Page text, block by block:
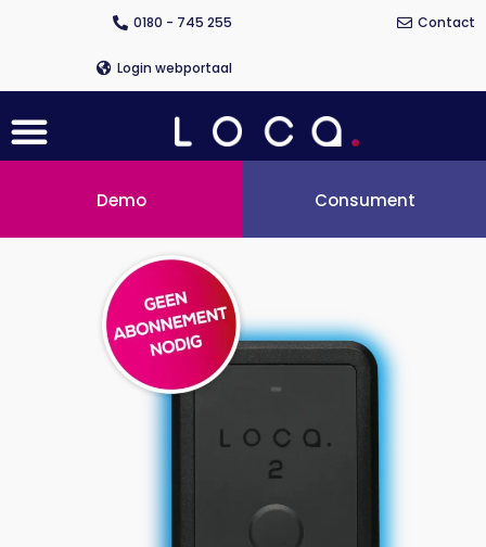
0180 - 745 255 Contact
Login webportaal
Menu
Demo Consument